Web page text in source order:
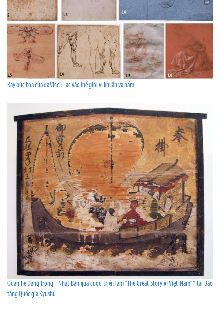
Bảy bức họa của da Vinci: Lạc vào thế giới vi khuẩn và nấm
Quan hệ Đàng Trong - Nhật Bản qua cuộc triển lãm “The Great Story of Việt Nam”* tại Bảo
tàng Quốc gia Kyushu